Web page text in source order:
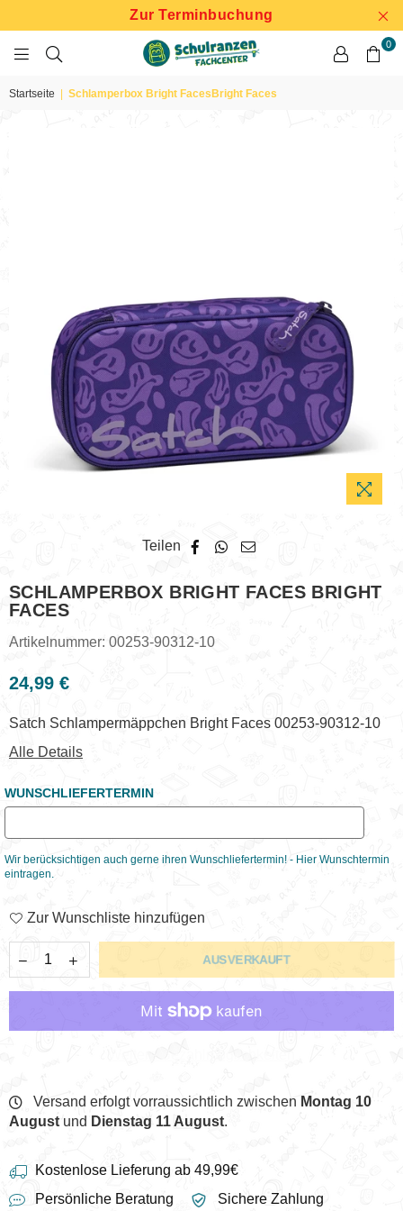
Zur Terminbuchung
FACHCENTER
0
Startseite Schlamperbox Bright FacesBright Faces
Teilen
SCHLAMPERBOX BRIGHT FACES BRIGHT
FACES
Artikelnummer: 00253-90312-10
Normaler
24,99 €
Satch Schlampermäppchen Bright Faces 00253-90312-10
Alle Details
WUNSCHLIEFERTERMIN
Wir berücksichtigen auch gerne ihren Wunschliefertermin! - Hier Wunschtermin
eintragen.
Zur Wunschliste hinzufügen
AUSVERKAUFT
Versand erfolgt vorraussichtlich zwischen Montag 10
August und Dienstag 11 August.
Kostenlose Lieferung ab 49,99€
Persönliche Beratung
Sichere Zahlung